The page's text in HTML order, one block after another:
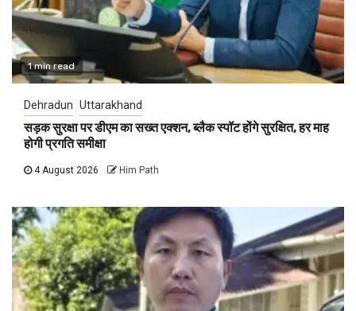
1 min read
Dehradun Uttarakhand
सड़क सुरक्षा पर डीएम का सख्त एक्शन, ब्लैक स्पॉट होंगे सुरक्षित, हर माह
होगी प्रगति समीक्षा
4 August 2026 Him Path